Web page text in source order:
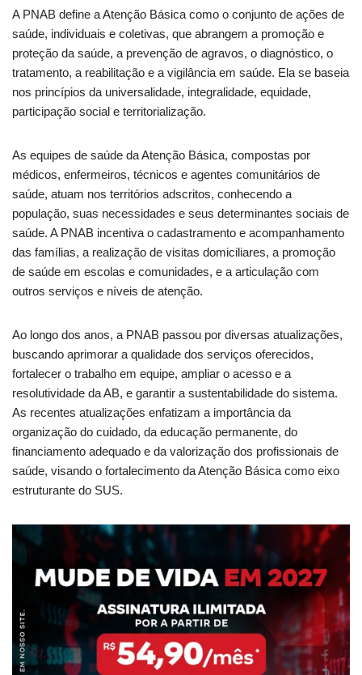
A PNAB define a Atenção Básica como o conjunto de ações de
saúde, individuais e coletivas, que abrangem a promoção e
proteção da saúde, a prevenção de agravos, o diagnóstico, o
tratamento, a reabilitação e a vigilância em saúde. Ela se baseia
nos princípios da universalidade, integralidade, equidade,
participação social e territorialização.
As equipes de saúde da Atenção Básica, compostas por
médicos, enfermeiros, técnicos e agentes comunitários de
saúde, atuam nos territórios adscritos, conhecendo a
população, suas necessidades e seus determinantes sociais de
saúde. A PNAB incentiva o cadastramento e acompanhamento
das famílias, a realização de visitas domiciliares, a promoção
de saúde em escolas e comunidades, e a articulação com
outros serviços e níveis de atenção.
Ao longo dos anos, a PNAB passou por diversas atualizações,
buscando aprimorar a qualidade dos serviços oferecidos,
fortalecer o trabalho em equipe, ampliar o acesso e a
resolutividade da AB, e garantir a sustentabilidade do sistema.
As recentes atualizações enfatizam a importância da
organização do cuidado, da educação permanente, do
financiamento adequado e da valorização dos profissionais de
saúde, visando o fortalecimento da Atenção Básica como eixo
estruturante do SUS.